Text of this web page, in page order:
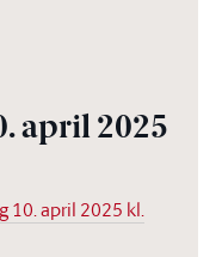
april 2025
10. april 2025 kl.